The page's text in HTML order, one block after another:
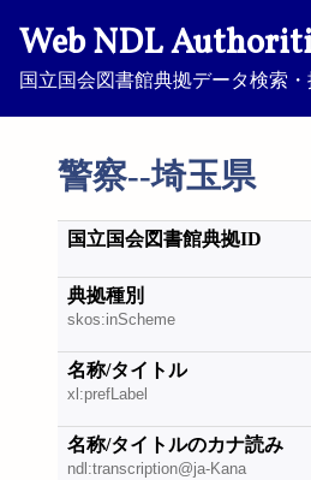
Web NDL
国立国会図書館典拠データ検索
警察--埼玉県
国立国会図書館典拠ID
典拠種別
skos:inScheme
名称/タイトル
xl:prefLabel
名称/タイトルのカナ読み
ndl:transcription@ja-Kana